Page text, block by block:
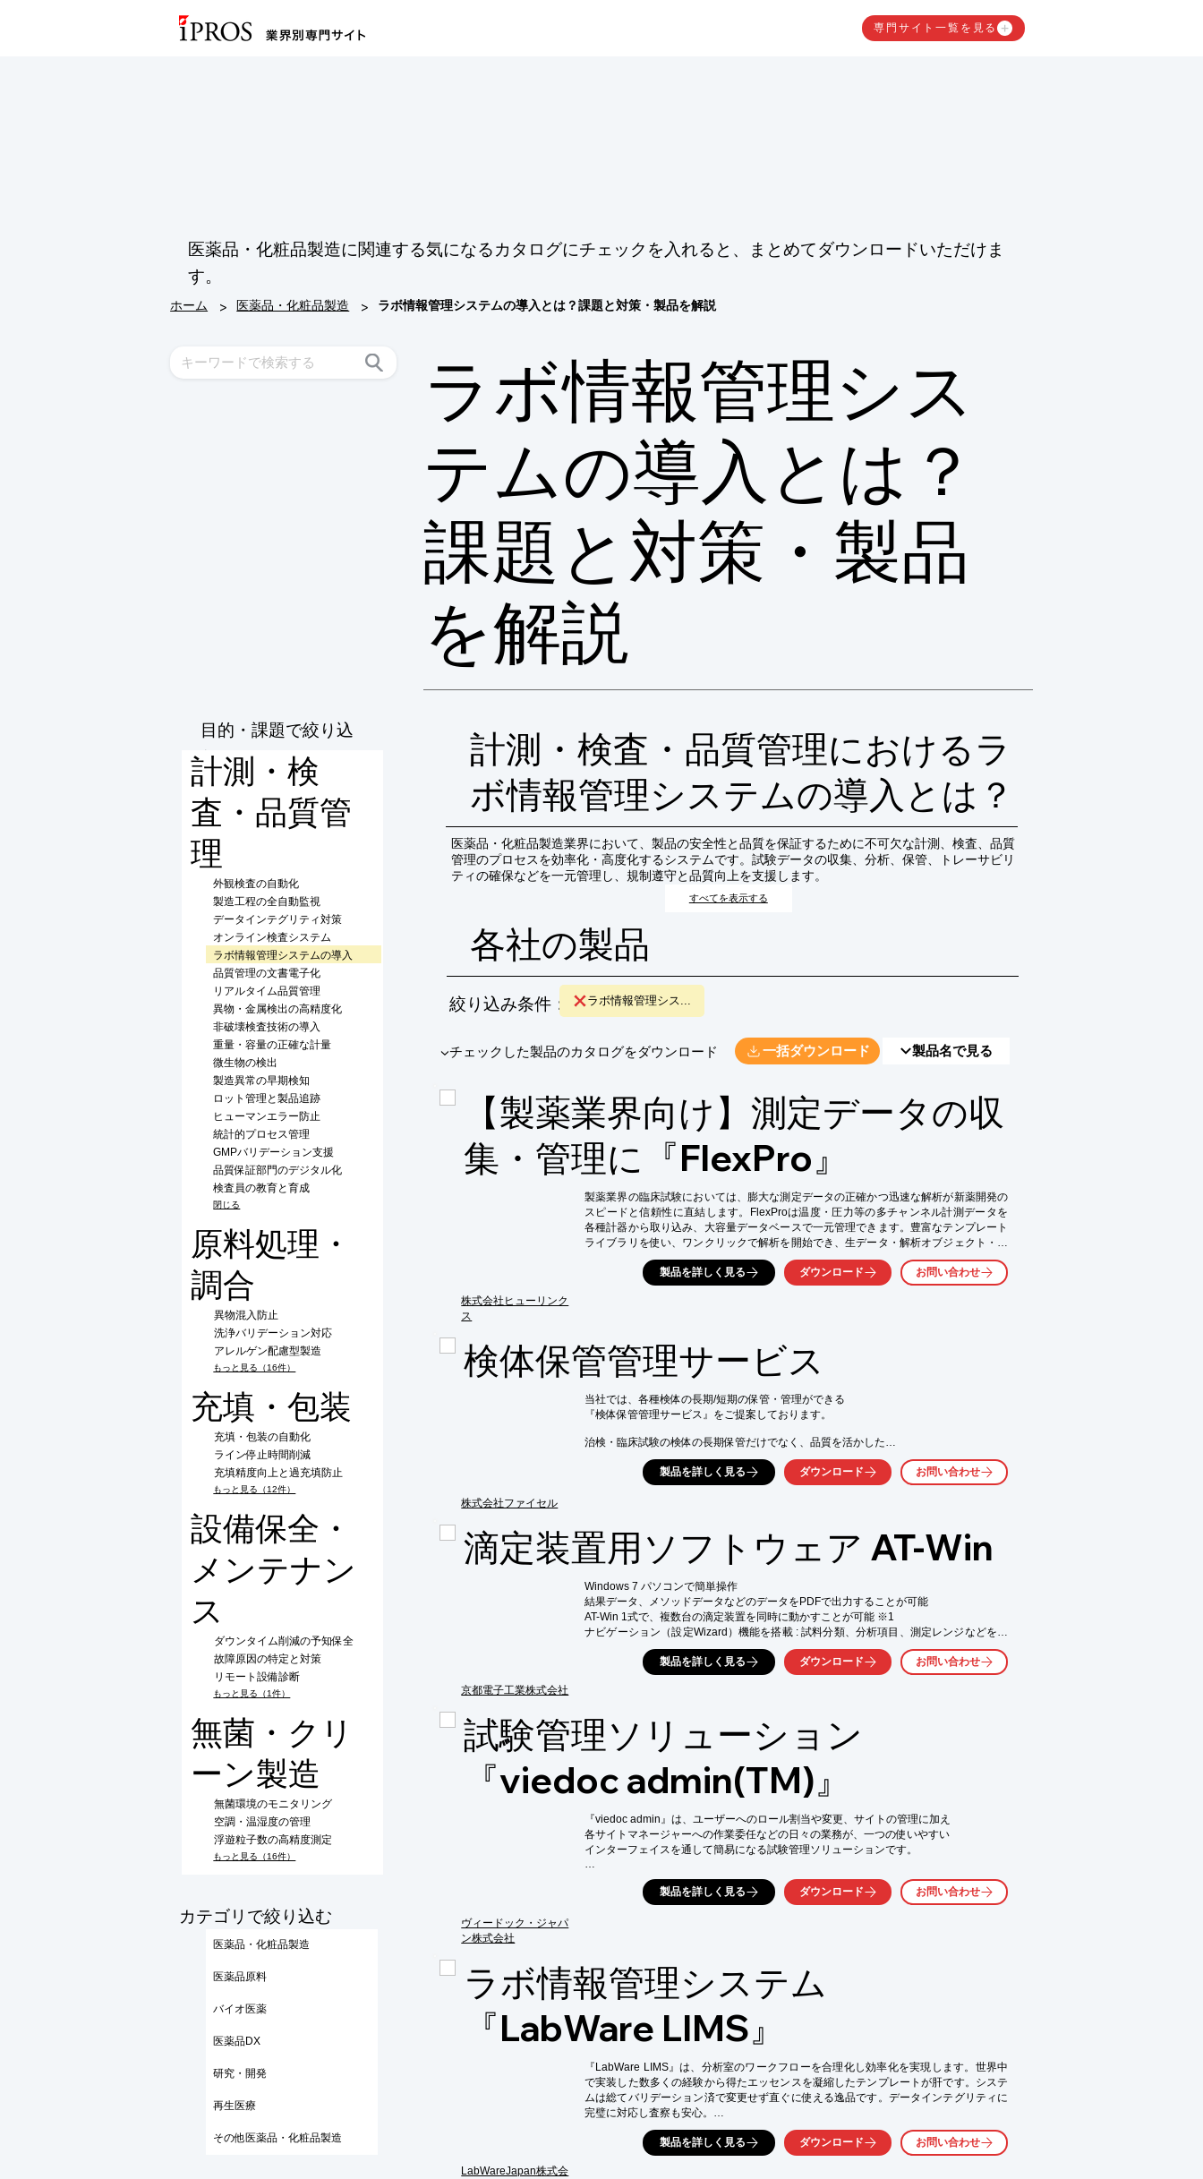
専門サイト一覧を見る
医薬品・化粧品製造に関連する気になるカタログにチェックを入れると、まとめてダウンロードいただけま
す。
ホーム > 医薬品・化粧品製造 > ラボ情報管理システムの導入とは？課題と対策・製品を解説
ラボ情報管理シス
テムの導入とは？
課題と対策・製品
を解説
目的・課題で絞り込
む
計測・検
査・品質管
理
外観検査の自動化
製造工程の全自動監視
データインテグリティ対策
オンライン検査システム
ラボ情報管理システムの導入
品質管理の文書電子化
リアルタイム品質管理
異物・金属検出の高精度化
非破壊検査技術の導入
重量・容量の正確な計量
微生物の検出
製造異常の早期検知
ロット管理と製品追跡
ヒューマンエラー防止
統計的プロセス管理
GMPバリデーション支援
品質保証部門のデジタル化
検査員の教育と育成
閉じる
原料処理・
調合
異物混入防止
洗浄バリデーション対応
アレルゲン配慮型製造
もっと見る（16件）
充填・包装
充填・包装の自動化
ライン停止時間削減
充填精度向上と過充填防止
もっと見る（12件）
設備保全・
メンテナン
ス
ダウンタイム削減の予知保全
故障原因の特定と対策
リモート設備診断
もっと見る（1件）
無菌・クリ
ーン製造
無菌環境のモニタリング
空調・温湿度の管理
浮遊粒子数の高精度測定
もっと見る（16件）
​カテゴリで絞り込む
医薬品・化粧品製造
医薬品原料
バイオ医薬
医薬品DX
研究・開発
再生医療
その他医薬品・化粧品製造
計測・検査・品質管理におけるラ
ボ情報管理システムの導入とは？
医薬品・化粧品製造業界において、製品の安全性と品質を保証するために不可欠な計測、検査、品質
管理のプロセスを効率化・高度化するシステムです。試験データの収集、分析、保管、トレーサビリ
ティの確保などを一元管理し、規制遵守と品質向上を支援します。
すべてを表示する
各社の製品
絞り込み条件： ラボ情報管理シス...
​▼チェックした製品のカタログをダウンロード 一括ダウンロード 製品名で見る
【製薬業界向け】測定データの収
集・管理に『FlexPro』
株式会社ヒューリンク
ス
製薬業界の臨床試験においては、膨大な測定データの正確かつ迅速な解析が新薬開発の
スピードと信頼性に直結します。FlexProは温度・圧力等の多チャンネル計測データを
各種計器から取り込み、大容量データベースで一元管理できます。豊富なテンプレート
ライブラリを使い、ワンクリックで解析を開始でき、生データ・解析オブジェクト・グ
ラフ・ドキュメントが動的なネットワークを形成するため、インポートから解析・可視
化・レポート作成までを一貫して実行できます。分析テンプレートはネットワーク経由
で同僚と共有可能であり、部門全体での標準化した品質管理業務の効率化を支援しま
・臨床試験における各種測定データの収集・管理
・被験者ごとのデータ解析と傾向分析
・統計解析による有効性・安全性の評価
・解析結果のグラフ化とレポート作成
【導入の効果】
・データ解析にかかる時間を短縮
・解析結果の精度向上
・レポート作成業務の効率化
・データの一元管理によるトレーサビリティ確保
製品を詳しく見る ダウンロード お問い合わせ
検体保管管理サービス
株式会社ファイセル
当社では、各種検体の長期/短期の保管・管理ができる
『検体保管管理サービス』をご提案しております。
治検・臨床試験の検体の長期保管だけでなく、品質を活かした
再生医療分野の細胞・治検薬などの保管にも対応。
また、検体個別管理・検体箱管理・スペース管理など、検体の保管目的や
【特長】
■公的機関との共同事業による安心感
■窒素自動供給、遠隔温度監視などによる品質維持
■大手製薬会社からの長期にわたる保管委託の実績
■大手企業の査察にも対応可能なサービス品質
※詳しくはPDFをダウンロードしていただくか、お気軽にお問い合わせください。
製品を詳しく見る ダウンロード お問い合わせ
滴定装置用ソフトウェア AT-Win
京都電子工業株式会社
Windows 7 パソコンで簡単操作
結果データ、メソッドデータなどのデータをPDFで出力することが可能
AT-Win 1式で、複数台の滴定装置を同時に動かすことが可能 ※1
ナビゲーション（設定Wizard）機能を搭載 : 試料分類、分析項目、測定レンジなどを入
力するだけで、測定条件が自動的に設定できる機能
セキュリティ機能を充実 : “いつのまにかパラメータが変更されていた！”などというよう
な事がないように、ユーザIDやパスワードを設けることが可能
GLP機能を豊富に搭載
ER-PACKを導入することで電子記録･電子署名への対応可能
操作ロック機能を搭載
フォルダ自動作成機能を実装
滴定に使用したパソコン以外のパソコンからも、滴定結果の再解析や再計算できるネッ
製品を詳しく見る ダウンロード お問い合わせ
試験管理ソリューション
『viedoc admin(TM)』
ヴィードック・ジャパ
ン株式会社
『viedoc admin』は、ユーザーへのロール割当や変更、サイトの管理に加え
各サイトマネージャーへの作業委任などの日々の業務が、一つの使いやすい
インターフェイスを通して簡易になる試験管理ソリューションです。
試験開始時の各設定から、サイトやユーザーの管理、試験廃棄まで、
ヘルプデスクやテクニカルマネージャーに頼らず、試験の包括的な
マネージメントが可能です。
■ヘルプデスクに頼らずユーザーの招待や許可をご自身で管理可能
■世界中のスタディマネージャーに好まれて利用されている
■各サイトで使用する試験デザインバーションを選択するだけで
簡単に改訂版を適用することができる
※詳しくはPDFをダウンロードして頂くか、お気軽にお問合せください。
製品を詳しく見る ダウンロード お問い合わせ
ラボ情報管理システム
『LabWare LIMS』
LabWareJapan株式会
『LabWare LIMS』は、分析室のワークフローを合理化し効率化を実現します。世界中
で実装した数多くの経験から得たエッセンスを凝縮したテンプレートが肝です。システ
ムは総てバリデーション済で変更せず直ぐに使える逸品です。データインテグリティに
完璧に対応し査察も安心。
分析室で生成されたデータをより効果的な経営判断のために使用し、ビジネスの法規制
コンプライアンスを改善することを可能にします。
製品を詳しく見る ダウンロード お問い合わせ